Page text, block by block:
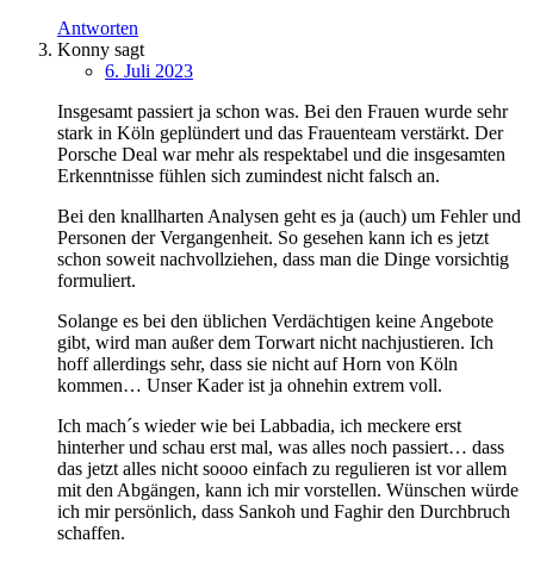
Antworten
Konny sagt
6. Juli 2023
Insgesamt passiert ja schon was. Bei den Frauen wurde sehr
stark in Köln geplündert und das Frauenteam verstärkt. Der
Porsche Deal war mehr als respektabel und die insgesamten
Erkenntnisse fühlen sich zumindest nicht falsch an.
Bei den knallharten Analysen geht es ja (auch) um Fehler und
Personen der Vergangenheit. So gesehen kann ich es jetzt
schon soweit nachvollziehen, dass man die Dinge vorsichtig
formuliert.
Solange es bei den üblichen Verdächtigen keine Angebote
gibt, wird man außer dem Torwart nicht nachjustieren. Ich
hoff allerdings sehr, dass sie nicht auf Horn von Köln
kommen… Unser Kader ist ja ohnehin extrem voll.
Ich mach´s wieder wie bei Labbadia, ich meckere erst
hinterher und schau erst mal, was alles noch passiert… dass
das jetzt alles nicht soooo einfach zu regulieren ist vor allem
mit den Abgängen, kann ich mir vorstellen. Wünschen würde
ich mir persönlich, dass Sankoh und Faghir den Durchbruch
schaffen.